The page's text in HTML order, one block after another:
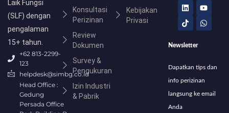
Laik Fungsi
(SLF) dengan
pengalaman
15+ tahun.
+62 813-2299-
123
helpdesk@simbg.co.id
Head Office :
Gedung
Persada Office
Konsultasi
Perizinan
Review
Dokumen
Survey &
Pengukuran
Izin Industri
& Pabrik
Kebijakan
Privasi
s
t
a
g
r
a
m
c
e
b
o
o
n
k
e
d
i
n
u
t
u
b
e
k
t
o
k
a
t
s
a
p
Newsletter
Dapatkan tips dan
info perizinan
langsung ke email
Anda